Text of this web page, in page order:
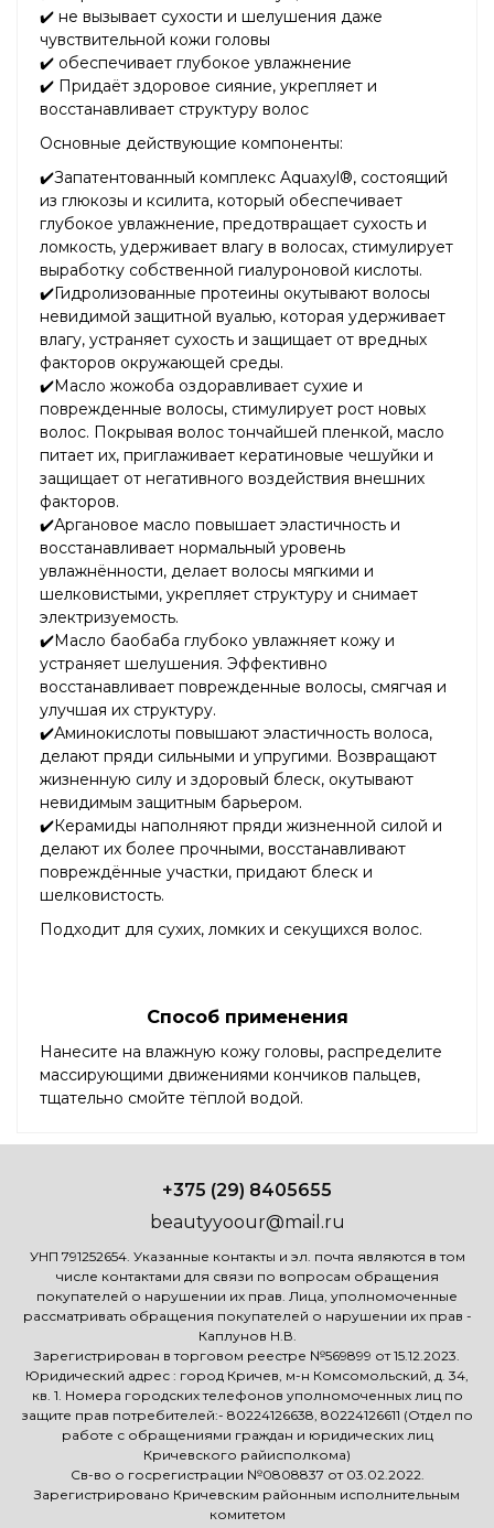
✔️ не вызывает сухости и шелушения даже
чувствительной кожи головы
✔️ обеспечивает глубокое увлажнение
✔️ Придаёт здоровое сияние, укрепляет и
восстанавливает структуру волос
Основные действующие компоненты:
✔️Запатентованный комплекс Aquaxyl®, состоящий
из глюкозы и ксилита, который обеспечивает
глубокое увлажнение, предотвращает сухость и
ломкость, удерживает влагу в волосах, стимулирует
выработку собственной гиалуроновой кислоты.
✔️Гидролизованные протеины окутывают волосы
невидимой защитной вуалью, которая удерживает
влагу, устраняет сухость и защищает от вредных
факторов окружающей среды.
✔️Масло жожоба оздоравливает сухие и
поврежденные волосы, стимулирует рост новых
волос. Покрывая волос тончайшей пленкой, масло
питает их, приглаживает кератиновые чешуйки и
защищает от негативного воздействия внешних
факторов.
✔️Аргановое масло повышает эластичность и
восстанавливает нормальный уровень
увлажнённости, делает волосы мягкими и
шелковистыми, укрепляет структуру и снимает
электризуемость.
✔️Масло баобаба глубоко увлажняет кожу и
устраняет шелушения. Эффективно
восстанавливает поврежденные волосы, смягчая и
улучшая их структуру.
✔️Аминокислоты повышают эластичность волоса,
делают пряди сильными и упругими. Возвращают
жизненную силу и здоровый блеск, окутывают
невидимым защитным барьером.
✔️Керамиды наполняют пряди жизненной силой и
делают их более прочными, восстанавливают
повреждённые участки, придают блеск и
шелковистость.
Подходит для сухих, ломких и секущихся волос.
Способ применения
Нанесите на влажную кожу головы, распределите
массирующими движениями кончиков пальцев,
тщательно смойте тёплой водой.
+375 (29) 8405655
beautyyoour@mail.ru
УНП 791252654. Указанные контакты и эл. почта являются в том
числе контактами для связи по вопросам обращения
покупателей о нарушении их прав. Лица, уполномоченные
рассматривать обращения покупателей о нарушении их прав -
Каплунов Н.В.
Зарегистрирован в торговом реестре №569899 от 15.12.2023.
Юридический адрес : город Кричев, м-н Комсомольский, д. 34,
кв. 1. Номера городских телефонов уполномоченных лиц по
защите прав потребителей:- 80224126638, 80224126611 (Отдел по
работе с обращениями граждан и юридических лиц
Кричевского райисполкома)
Св-во о госрегистрации №0808837 от 03.02.2022.
Зарегистрировано Кричевским районным исполнительным
комитетом